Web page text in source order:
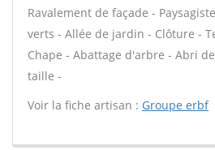
Ravalement de façade -
verts - Allée de jardin - Clôture -
Chape - Abattage d'arbre - Abri
taille -
Voir la fiche artisan : Groupe erbf